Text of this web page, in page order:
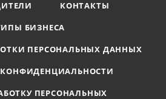
КОНТАКТЫ
БИЗНЕСА
ПЕРСОНАЛЬНЫХ ДАННЫХ
ПЕРСОНАЛЬНЫХ